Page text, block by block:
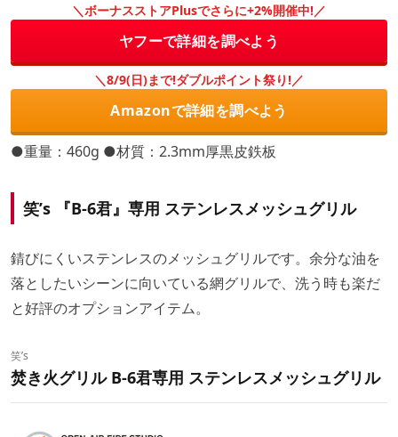
＼ボーナスストアPlusでさらに+2%開催中!／
ヤフーで詳細を調べよう
＼8/9(日)まで!ダブルポイント祭り!／
Amazonで詳細を調べよう
●重量：460g ●材質：2.3mm厚黒皮鉄板
笑’s 『B-6君』専用 ステンレスメッシュグリル
錆びにくいステンレスのメッシュグリルです。余分な油を
落としたいシーンに向いている網グリルで、洗う時も楽だ
と好評のオプションアイテム。
笑’s
焚き火グリル B-6君専用 ステンレスメッシュグリル